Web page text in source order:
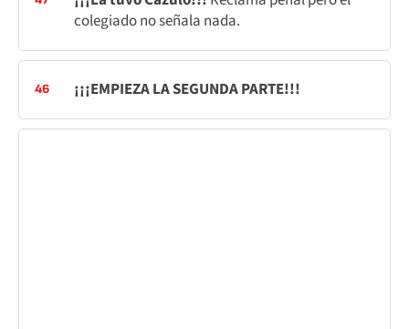
colegiado no señala nada.
46 ¡¡¡EMPIEZA LA SEGUNDA PARTE!!!